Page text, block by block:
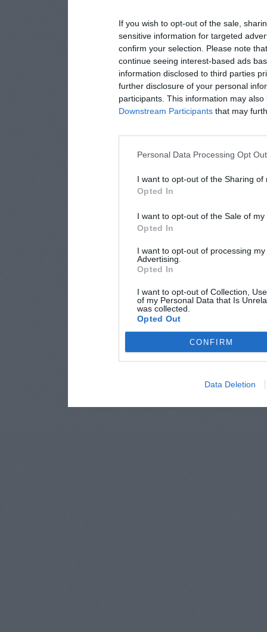
If you wish to opt-out of the sale,
sensitive information for targeted
confirm your selection. Please note
continue seeing interest-based ads
information disclosed to third parties
further disclosure of your personal
participants. This information may
Downstream Participants that may
Personal Data Processing Opt
I want to opt-out of the Sharing of
Opted In
I want to opt-out of the Sale of
Opted In
I want to opt-out of processing
Advertising.
Opted In
I want to opt-out of Collection,
of my Personal Data that Is
was collected.
Opted Out
CONFIRM
Data Deletion